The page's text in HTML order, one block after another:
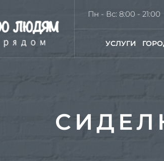
УСЛУГИ
Пн - Вс: 8:00 - 21:00